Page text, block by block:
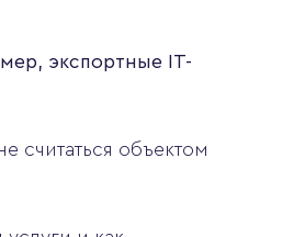
экспортные IT-
считаться объектом